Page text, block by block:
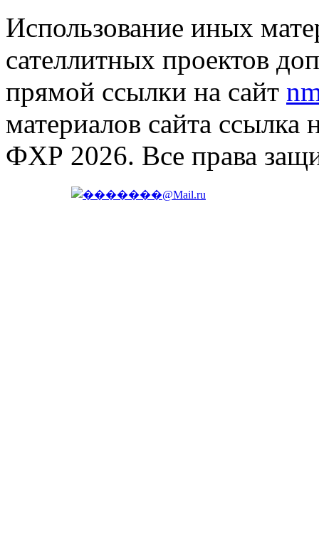
Использование иных
сателлитных проектов
прямой ссылки на сайт
материалов сайта ссылка
ФХР 2026. Все права